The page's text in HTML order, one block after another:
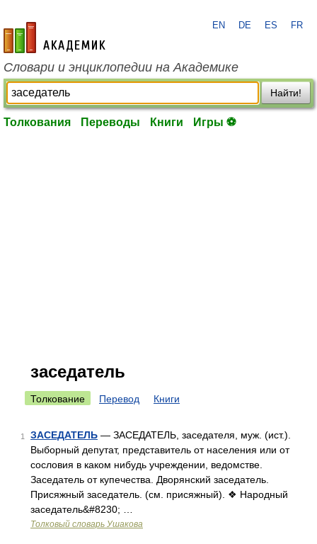
academic.ru
EN DE ES FR
Словари и энциклопедии на Академике
Найти!
Толкования Переводы Книги Игры ⚽
заседатель
Толкование Перевод Книги
1 ЗАСЕДАТЕЛЬ — ЗАСЕДАТЕЛЬ, заседателя, муж. (ист.).
Выборный депутат, представитель от населения или от
сословия в каком нибудь учреждении, ведомстве.
Заседатель от купечества. Дворянский заседатель.
Присяжный заседатель. (см. присяжный). ❖ Народный
заседатель&#8230; …
Толковый словарь Ушакова